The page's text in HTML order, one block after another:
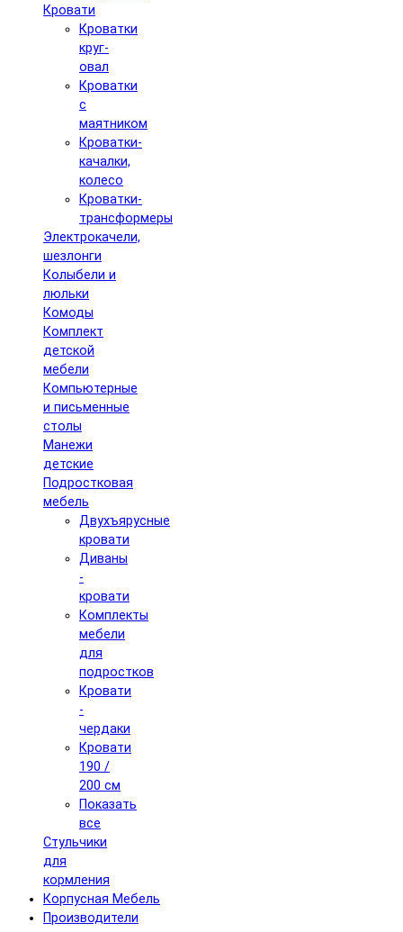
Кровати
Кроватки
круг-
овал
Кроватки
с
маятником
Кроватки-
качалки,
колесо
Кроватки-
трансформеры
Электрокачели,
шезлонги
Колыбели и
люльки
Комоды
Комплект
детской
мебели
Компьютерные
и письменные
столы
Манежи
детские
Подростковая
мебель
Двухъярусные
кровати
Диваны
-
кровати
Комплекты
мебели
для
подростков
Кровати
-
чердаки
Кровати
190 /
200 см
Показать
все
Стульчики
для
кормления
Корпусная Мебель
Производители